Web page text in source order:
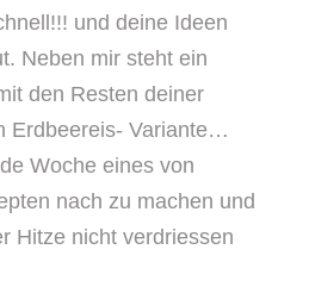
und deine Ideen
Neben mir steht ein
den Resten deiner
Erdbeereis- Variante…
Woche eines von
nach zu machen und
Hitze nicht verdriessen